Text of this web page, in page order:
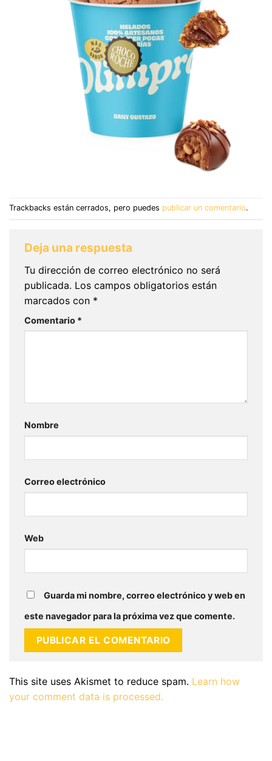
Trackbacks están cerrados, pero puedes publicar un comentario.
Deja una respuesta
Tu dirección de correo electrónico no será
publicada. Los campos obligatorios están
marcados con *
Comentario *
Nombre
Correo electrónico
Web
Guarda mi nombre, correo electrónico y web en
este navegador para la próxima vez que comente.
This site uses Akismet to reduce spam. Learn how
your comment data is processed.